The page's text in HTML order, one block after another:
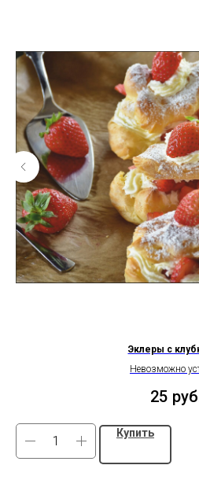
Эклеры с
Невозможно
25
Купить